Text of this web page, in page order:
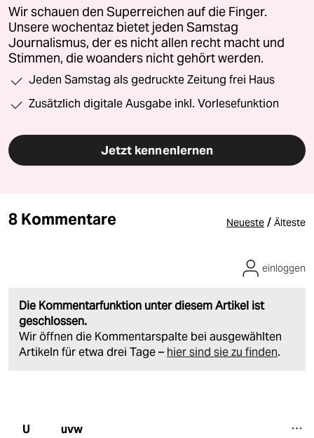
Wir schauen den Superreichen auf die Finger.
Unsere wochentaz bietet jeden Samstag
Journalismus, der es nicht allen recht macht und
Stimmen, die woanders nicht gehört werden.
Jeden Samstag als gedruckte Zeitung frei Haus
Zusätzlich digitale Ausgabe inkl. Vorlesefunktion
Jetzt kennenlernen
8 Kommentare Neueste / Älteste
Die Kommentarfunktion unter diesem Artikel ist
geschlossen.
Wir öffnen die Kommentarspalte bei ausgewählten
Artikeln für etwa drei Tage – hier sind sie zu finden.
einloggen
U uvw